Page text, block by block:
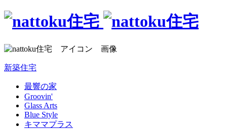
新築住宅
最響の家
Groovin'
Glass Arts
Blue Style
キママプラス